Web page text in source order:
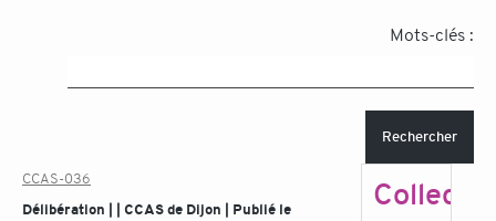
Mots-clés :
Rechercher
CCAS-036
Délibération | | CCAS de Dijon | Publié le